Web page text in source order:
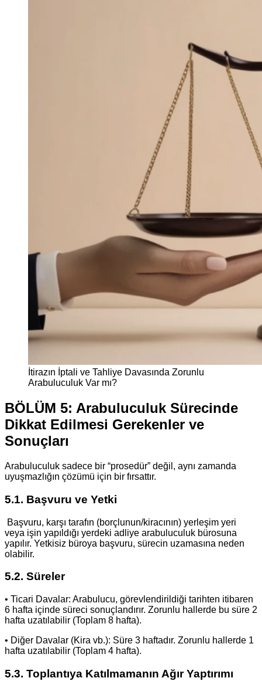
İtirazın İptali ve Tahliye Davasında Zorunlu
Arabuluculuk Var mı?
BÖLÜM 5: Arabuluculuk Sürecinde
Dikkat Edilmesi Gerekenler ve
Sonuçları
Arabuluculuk sadece bir “prosedür” değil, aynı zamanda
uyuşmazlığın çözümü için bir fırsattır.
5.1. Başvuru ve Yetki
Başvuru, karşı tarafın (borçlunun/kiracının) yerleşim yeri
veya işin yapıldığı yerdeki adliye arabuluculuk bürosuna
yapılır. Yetkisiz büroya başvuru, sürecin uzamasına neden
olabilir.
5.2. Süreler
• Ticari Davalar: Arabulucu, görevlendirildiği tarihten itibaren
6 hafta içinde süreci sonuçlandırır. Zorunlu hallerde bu süre 2
hafta uzatılabilir (Toplam 8 hafta).
• Diğer Davalar (Kira vb.): Süre 3 haftadır. Zorunlu hallerde 1
hafta uzatılabilir (Toplam 4 hafta).
5.3. Toplantıya Katılmamanın Ağır Yaptırımı